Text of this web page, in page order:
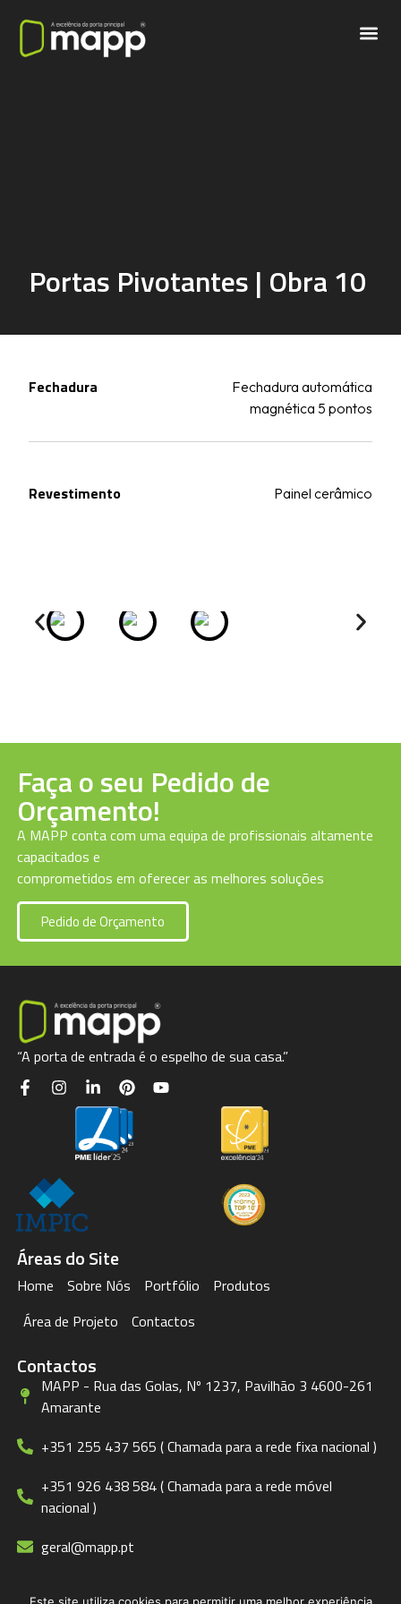
Portas Pivotantes | Obra 10
Fechadura
Fechadura automática
magnética 5 pontos
Revestimento Painel cerâmico
Faça o seu Pedido de
Orçamento!
A MAPP conta com uma equipa de profissionais altamente
capacitados e
comprometidos em oferecer as melhores soluções
Pedido de Orçamento
“A porta de entrada é o espelho de sua casa.”
Áreas do Site
Home Sobre Nós Portfólio
Produtos
Área de Projeto
Contactos
Contactos
MAPP - Rua das Golas, Nº 1237, Pavilhão 3 4600-261
Amarante
+351 255 437 565 ( Chamada para a rede fixa nacional )
+351 926 438 584 ( Chamada para a rede móvel
nacional )
geral@mapp.pt